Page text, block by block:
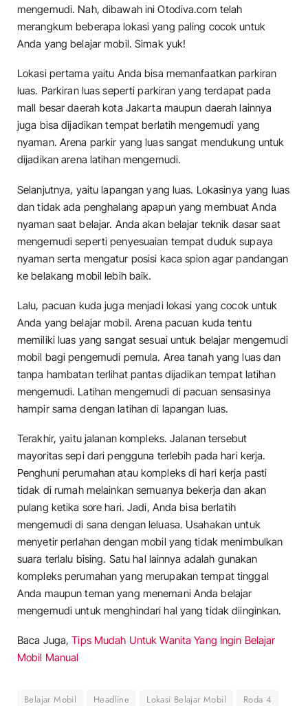
mengemudi. Nah, dibawah ini Otodiva.com telah
merangkum beberapa lokasi yang paling cocok untuk
Anda yang belajar mobil. Simak yuk!
Lokasi pertama yaitu Anda bisa memanfaatkan parkiran
luas. Parkiran luas seperti parkiran yang terdapat pada
mall besar daerah kota Jakarta maupun daerah lainnya
juga bisa dijadikan tempat berlatih mengemudi yang
nyaman. Arena parkir yang luas sangat mendukung untuk
dijadikan arena latihan mengemudi.
Selanjutnya, yaitu lapangan yang luas. Lokasinya yang luas
dan tidak ada penghalang apapun yang membuat Anda
nyaman saat belajar. Anda akan belajar teknik dasar saat
mengemudi seperti penyesuaian tempat duduk supaya
nyaman serta mengatur posisi kaca spion agar pandangan
ke belakang mobil lebih baik.
Lalu, pacuan kuda juga menjadi lokasi yang cocok untuk
Anda yang belajar mobil. Arena pacuan kuda tentu
memiliki luas yang sangat sesuai untuk belajar mengemudi
mobil bagi pengemudi pemula. Area tanah yang luas dan
tanpa hambatan terlihat pantas dijadikan tempat latihan
mengemudi. Latihan mengemudi di pacuan sensasinya
hampir sama dengan latihan di lapangan luas.
Terakhir, yaitu jalanan kompleks. Jalanan tersebut
mayoritas sepi dari pengguna terlebih pada hari kerja.
Penghuni perumahan atau kompleks di hari kerja pasti
tidak di rumah melainkan semuanya bekerja dan akan
pulang ketika sore hari. Jadi, Anda bisa berlatih
mengemudi di sana dengan leluasa. Usahakan untuk
menyetir perlahan dengan mobil yang tidak menimbulkan
suara terlalu bising. Satu hal lainnya adalah gunakan
kompleks perumahan yang merupakan tempat tinggal
Anda maupun teman yang menemani Anda belajar
mengemudi untuk menghindari hal yang tidak diinginkan.
Baca Juga,Tips Mudah Untuk Wanita Yang Ingin Belajar
Mobil Manual
Belajar Mobil Headline Lokasi Belajar Mobil
Roda 4